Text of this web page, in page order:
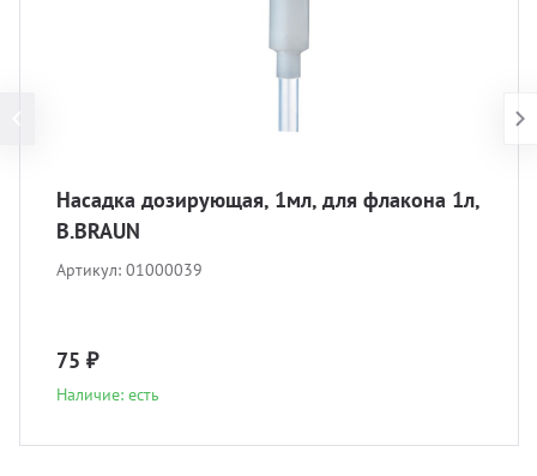
Насадка дозирующая, 1мл, для флакона 1л,
B.BRAUN
Артикул: 01000039
75 ₽
Наличие: есть